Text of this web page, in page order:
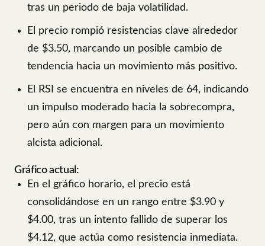
tras un periodo de baja volatilidad.
El precio rompió resistencias clave alrededor
de $3.50, marcando un posible cambio de
tendencia hacia un movimiento más positivo.
El RSI se encuentra en niveles de 64, indicando
un impulso moderado hacia la sobrecompra,
pero aún con margen para un movimiento
alcista adicional.
Gráfico actual:
En el gráfico horario, el precio está
consolidándose en un rango entre $3.90 y
$4.00, tras un intento fallido de superar los
$4.12, que actúa como resistencia inmediata.